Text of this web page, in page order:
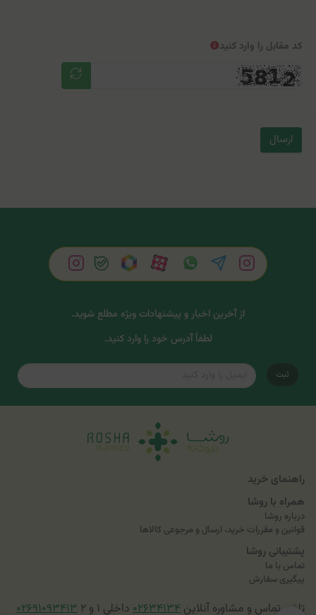
کد مقابل را وارد کنید
ارسال
از آخرین اخبار و پیشنهادات ویژه مطلع شوید.
لطفاً آدرس خود را وارد کنید.
ثبت
راهنمای خرید
همراه با روشا
درباره روشا
قوانین و مقررات خرید، ارسال و مرجوعی کالاها
پشتیبانی روشا
تماس با ما
پیگیری سفارش
تلفن تماس و مشاوره آنلاین ۰۲۶۳۴۱۳۴ داخلی ۱ و ۲ ۰۲۶۹۱۰۹۳۴۱۳